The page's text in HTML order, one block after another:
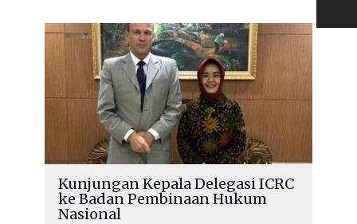
Kunjungan Kepala Delegasi ICRC
ke Badan Pembinaan Hukum
Nasional